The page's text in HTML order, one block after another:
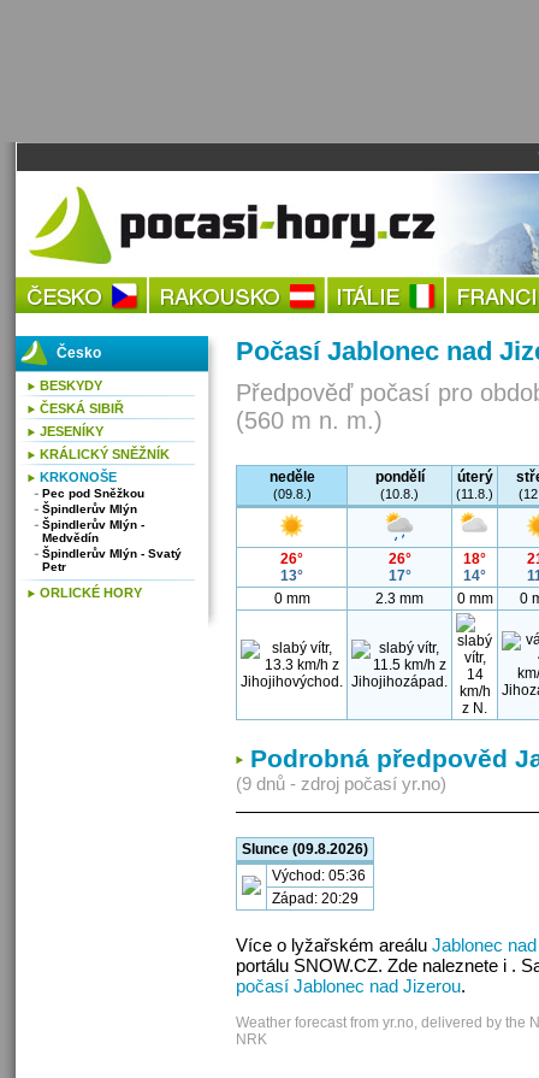
Počasí Jablonec nad
Předpověď počasí pro
(560 m n. m.)
neděle
(09.8.)
pondělí
(10.8.)
úterý
(11.8.)
26°
13°
26°
17°
18°
14°
0 mm
2.3 mm 0 mm 0
Podrobná předpověd
(9 dnů - zdroj počasí yr.no)
Slunce (09.8.2026)
Východ: 05:36
Západ: 20:29
Více o lyžařském areálu Jablonec
portálu SNOW.CZ. Zde naleznete i .
počasí Jablonec nad Jizerou.
Weather forecast from yr.no, delivered by the
NRK
Česko
BESKYDY
ČESKÁ SIBIŘ
JESENÍKY
KRÁLICKÝ SNĚŽNÍK
KRKONOŠE
Pec pod Sněžkou
Špindlerův Mlýn
Špindlerův Mlýn -
Medvědín
Špindlerův Mlýn - Svatý
Petr
ORLICKÉ HORY